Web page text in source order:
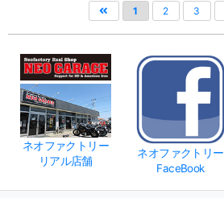
1 2 3
ネオファクトリー
リアル店舗
ネオファクトリー
FaceBook